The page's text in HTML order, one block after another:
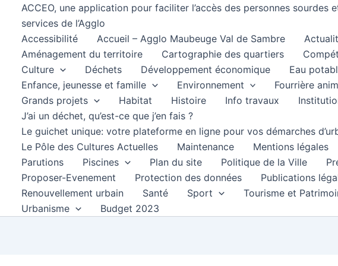
ACCEO, une application pour faciliter l’accès des personnes sourdes
services de l’Agglo
Accessibilité
Accueil – Agglo Maubeuge Val de Sambre
Aménagement du territoire
Cartographie des quartiers
Culture
Déchets Développement économique Eau
Enfance, jeunesse et famille
Environnement
Fourrière
Grands projets
Habitat Histoire Info travaux
J’ai un déchet, qu’est-ce que j’en fais ?
Le guichet unique: votre plateforme en ligne pour vos démarches
Le Pôle des Cultures Actuelles
Maintenance Mentions légales
Parutions
Piscines Plan du site Politique de la Ville
Proposer-Evenement
Protection des données
Publications
Renouvellement urbain
Santé Sport Tourisme et
Urbanisme
Budget 2023